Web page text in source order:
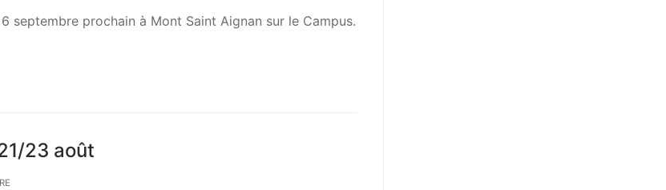
septembre prochain à Mont Saint Aignan sur le Campus.
23 août